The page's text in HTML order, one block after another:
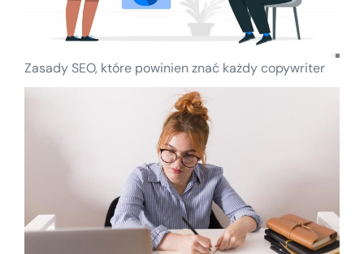
Zasady SEO, które powinien znać każdy copywriter